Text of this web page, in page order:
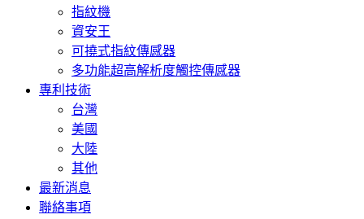
指紋機
資安王
可撓式指紋傳感器
多功能超高解析度觸控傳感器
專利技術
台灣
美國
大陸
其他
最新消息
聯絡事項